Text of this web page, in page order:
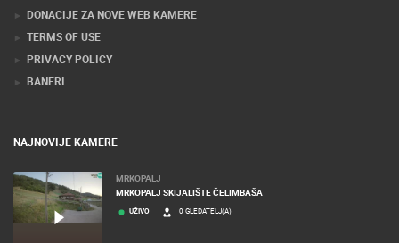
DONACIJE ZA NOVE WEB KAMERE
TERMS OF USE
PRIVACY POLICY
BANERI
NAJNOVIJE KAMERE
MRKOPALJ
MRKOPALJ SKIJALIŠTE ČELIMBAŠA
UŽIVO 0 GLEDATELJ(A)